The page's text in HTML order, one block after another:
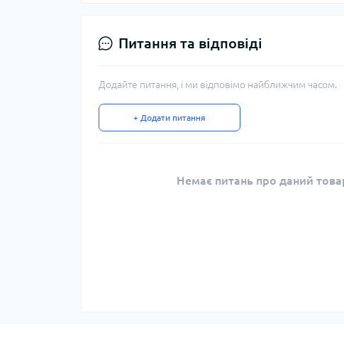
Питання та відповіді
Додайте питання, і ми відповімо найближчим часом.
+ Додати питання
Немає питань про даний